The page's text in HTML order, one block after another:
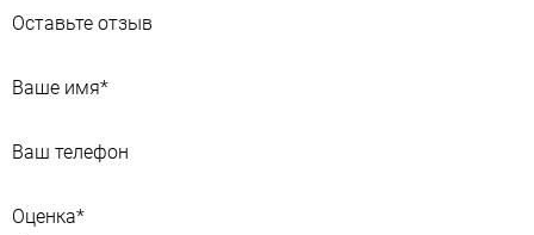
Оставьте отзыв
Ваше имя*
Ваш телефон
Оценка*